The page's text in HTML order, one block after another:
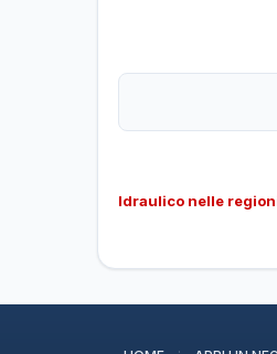
Idraulico nelle